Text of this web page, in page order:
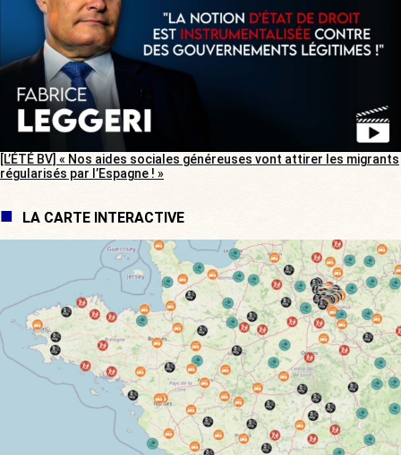
[L’ÉTÉ BV] « Nos aides sociales généreuses vont attirer les migrants
régularisés par l’Espagne ! »
LA CARTE INTERACTIVE